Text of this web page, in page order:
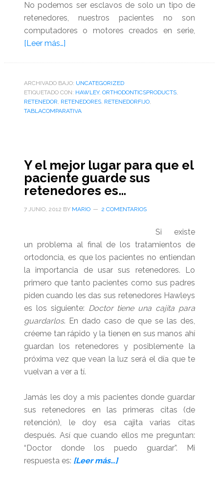
No podemos ser esclavos de solo un tipo de
retenedores, nuestros pacientes no son
computadores o motores creados en serie,
[Leer más…]acerca
tabla
comparativa
de
ARCHIVADO BAJO: UNCATEGORIZED
ETIQUETADO CON: HAWLEY, ORTHODONTICSPRODUCTS,
RETENEDOR, RETENEDORES, RETENEDORFIJO,
TABLACOMPARATIVA
Y el mejor lugar para que el
paciente guarde sus
retenedores es…
7 JUNIO, 2012 BY MARIO 2 COMENTARIOS
Si existe
un problema al final de los tratamientos de
ortodoncia, es que los pacientes no entiendan
la importancia de usar sus retenedores. Lo
primero que tanto pacientes como sus padres
piden cuando les das sus retenedores Hawleys
es los siguiente: Doctor tiene una cajita para
guardarlos. En dado caso de que se las des,
créeme tan rápido y la tienen en sus manos ahí
guardan los retenedores y posiblemente la
próxima vez que vean la luz será el día que te
vuelvan a ver a tí.
Jamás les doy a mis pacientes donde guardar
sus retenedores en las primeras citas (de
retención), le doy esa cajita varias citas
después. Así que cuando ellos me preguntan:
“Doctor donde los puedo guardar”. Mi
respuesta es: [Leer más…]acerca